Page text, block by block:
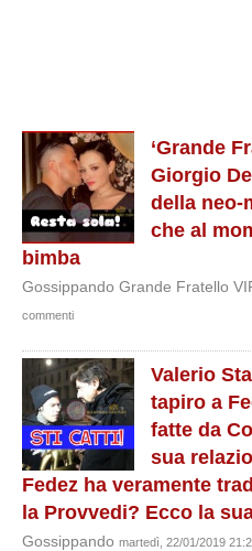
‘Grande
Giorgio
della neo-
che al
bimba
Gossippando Grande Fratello
commenti
Valerio
tapiro a
fatte da
sua
Fedez ha veramente
la Provvedi? Ecco la
Gossippando martedì, 22/01/2019